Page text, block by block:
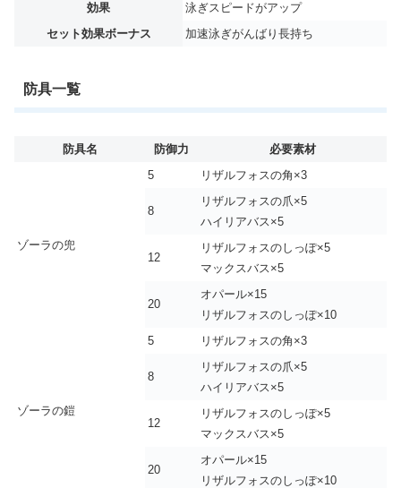
効果
泳ぎスピードがアップ
セット効果ボーナス
加速泳ぎがんばり長持ち
防具一覧
防具名 防御力 必要素材
ゾーラの兜
5 リザルフォスの角×3
8
リザルフォスの爪×5
ハイリアバス×5
12
リザルフォスのしっぽ×5
マックスバス×5
20
オパール×15
リザルフォスのしっぽ×10
ゾーラの鎧
5 リザルフォスの角×3
8
リザルフォスの爪×5
ハイリアバス×5
12
リザルフォスのしっぽ×5
マックスバス×5
20
オパール×15
リザルフォスのしっぽ×10